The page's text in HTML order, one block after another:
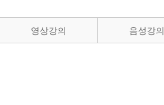
영상강의 음성강의